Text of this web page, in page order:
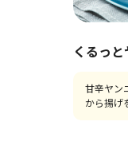
くるっ
甘辛ヤン
から揚げ